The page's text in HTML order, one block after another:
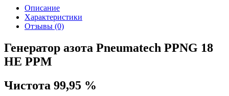
Описание
Характеристики
Отзывы (0)
Генератор азота Pneumatech PPNG 18
HE PPM
Чистота 99,95 %